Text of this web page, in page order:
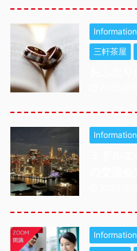
Information
三軒茶屋
Information
Information